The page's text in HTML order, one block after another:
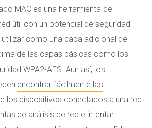
MAC es una herramienta de
útil con un potencial de seguridad
utilizar como una capa adicional de
de las capas básicas como los
WPA2-AES. Aun así, los
encontrar fácilmente las
los dispositivos conectados a una red
de análisis de red e intentar